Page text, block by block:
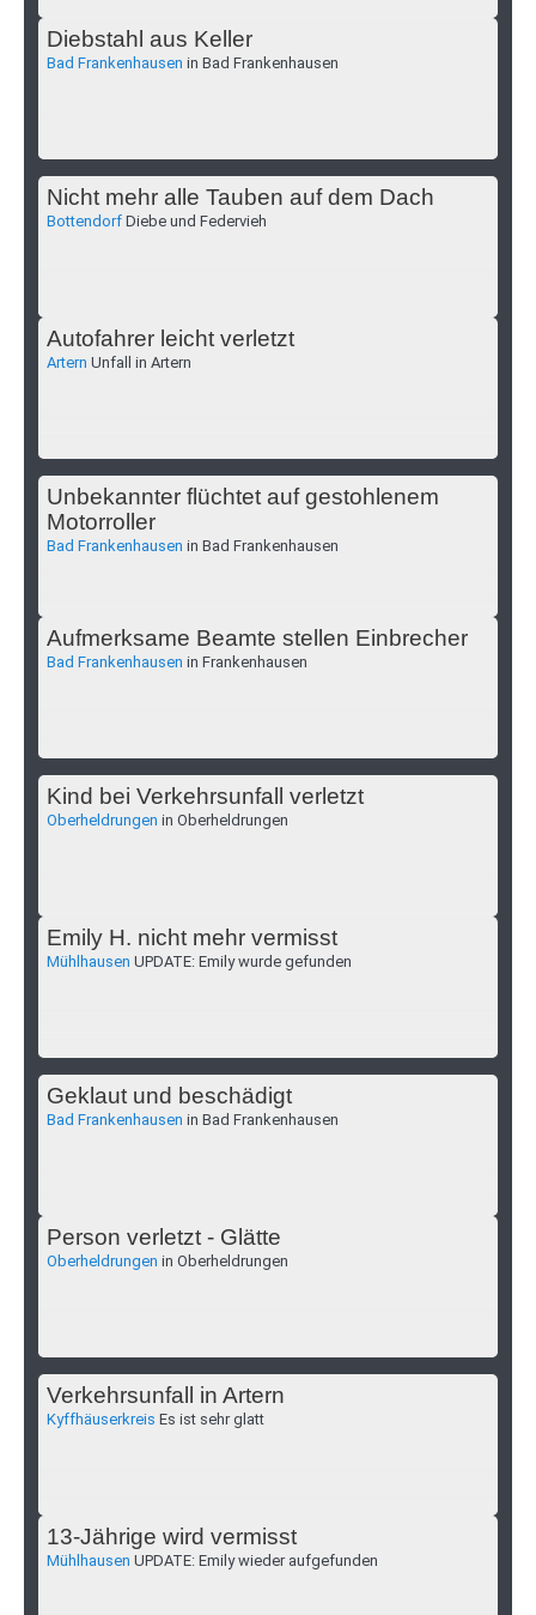
Diebstahl aus Keller
Bad Frankenhausen in Bad Frankenhausen
Nicht mehr alle Tauben auf dem Dach
Bottendorf Diebe und Federvieh
Autofahrer leicht verletzt
Artern Unfall in Artern
Unbekannter flüchtet auf gestohlenem
Motorroller
Bad Frankenhausen in Bad Frankenhausen
Aufmerksame Beamte stellen Einbrecher
Bad Frankenhausen in Frankenhausen
Kind bei Verkehrsunfall verletzt
Oberheldrungen in Oberheldrungen
Emily H. nicht mehr vermisst
Mühlhausen UPDATE: Emily wurde gefunden
Geklaut und beschädigt
Bad Frankenhausen in Bad Frankenhausen
Person verletzt - Glätte
Oberheldrungen in Oberheldrungen
Verkehrsunfall in Artern
Kyffhäuserkreis Es ist sehr glatt
13-Jährige wird vermisst
Mühlhausen UPDATE: Emily wieder aufgefunden